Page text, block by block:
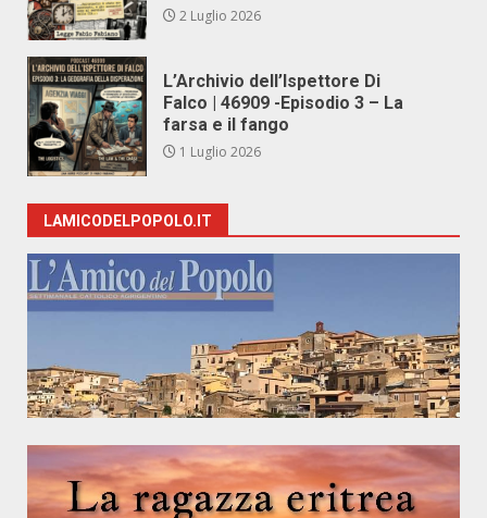
2 Luglio 2026
L’Archivio dell’Ispettore Di
Falco | 46909 -Episodio 3 – La
farsa e il fango
1 Luglio 2026
LAMICODELPOPOLO.IT